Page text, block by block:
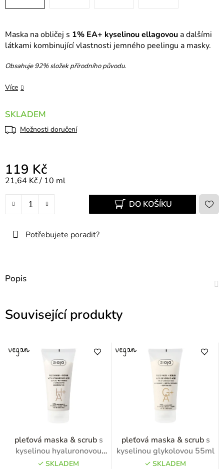
Maska na obličej s 1% EA+ kyselinou ellagovoua dalšími
látkami kombinující vlastnosti jemného peelingu a masky.
Obsahuje 92% složek přírodního původu.
Více
SKLADEM
Možnosti doručení
119 Kč
Měrná cena:
21,64 Kč / 10 ml
DO KOŠÍKU
Potřebujete poradit?
Popis
Související produkty
pleťová maska & scrub s
kyselinou hyaluronovou
55ml
SKLADEM
pleťová maska & scrub s
kyselinou glykolovou 55ml
SKLADEM